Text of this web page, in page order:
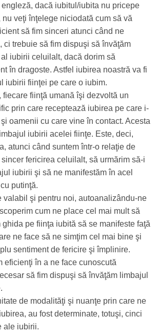
dacă iubitul/iubita nu pricepe
veţi înţelege niciodată cum să vă
să fim sinceri atunci când ne
ci trebuie să fim dispuşi să învăţăm
iubirii celuilalt, dacă dorim să
în dragoste. Astfel iubirea noastră va fi
iubirii fiinţei pe care o iubim.
fiecare fiinţă umană îşi dezvoltă un
prin care receptează iubirea pe care i-
oamenii cu care vine în contact. Acesta
iubirii acelei fiinţe. Este, deci,
atunci când suntem într-o relaţie de
fericirea celuilalt, să urmărim să-i
iubirii şi să ne manifestăm în acel
putinţă.
valabil şi pentru noi, autoanalizându-ne
cum ne place cel mai mult să
pe fiinţa iubită să se manifeste faţă
ne face să ne simţim cel mai bine şi
sentiment de fericire şi împlinire.
eficienţi în a ne face cunoscută
să fim dispuşi să învăţăm limbajul
de modalităţi şi nuanţe prin care ne
au fost determinate, totuşi, cinci
ale iubirii.